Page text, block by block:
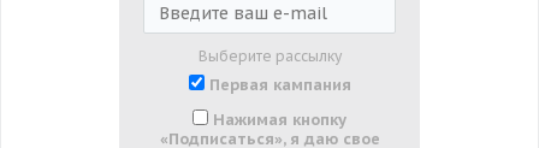
Выберите рассылку
Первая кампания
Нажимая кнопку
«Подписаться», я даю свое